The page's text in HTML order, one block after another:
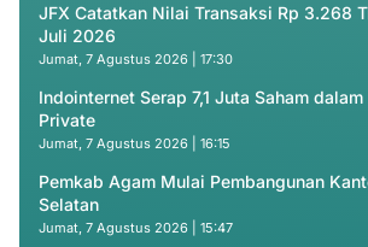
JFX Catatkan Nilai Transaksi Rp 3.268
Juli 2026
Jumat, 7 Agustus 2026 | 17:30
Indointernet Serap 7,1 Juta Saham dalam
Private
Jumat, 7 Agustus 2026 | 16:15
Pemkab Agam Mulai Pembangunan
Selatan
Jumat, 7 Agustus 2026 | 15:47